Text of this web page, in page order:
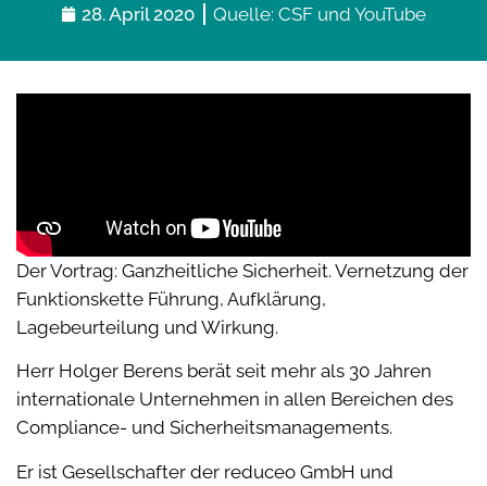
28. April 2020 Quelle: CSF und YouTube
Der Vortrag: Ganzheitliche Sicherheit. Vernetzung der
Funktionskette Führung, Aufklärung,
Lagebeurteilung und Wirkung.
Herr Holger Berens berät seit mehr als 30 Jahren
internationale Unternehmen in allen Bereichen des
Compliance- und Sicherheitsmanagements.
Er ist Gesellschafter der reduceo GmbH und